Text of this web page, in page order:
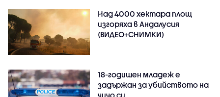
Над 4000 хектара площ
изгоряха в Андалусия
(ВИДЕО+СНИМКИ)
18-годишен младеж е
задържан за убийството на
чичо си